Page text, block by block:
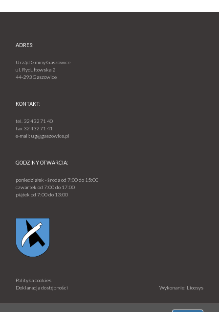
ADRES:
Urząd Gminy Gaszowice
ul. Rydułtowska 2
44-293 Gaszowice
KONTAKT:
tel. 32 432 71 40
fax 32 432 71 41
e-mail:ug@gaszowice.pl
GODZINY OTWARCIA:
poniedziałek - środa od 7:00 do 15:00
czwartek od 7:00 do 17:00
piątek od 7:00 do 13:00
Polityka cookies
Deklaracja dostępności
Wykonanie: Lioosys